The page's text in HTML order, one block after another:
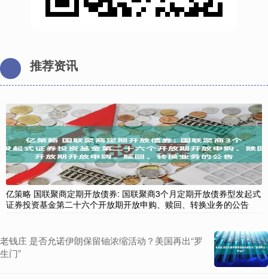
推荐资讯
亿策略 国联聚商定期开放债券: 国联聚商3个月定期开放债券型发起式
证券投资基金第二十六个开放期开放申购、赎回、转换业务的公告
老钱庄 是否允诺伊朗保留铀浓缩活动？美国再出“罗
生门”